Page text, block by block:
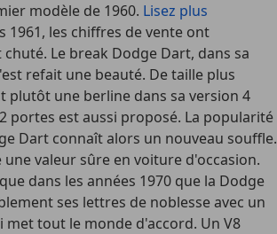
modèle de 1960. Lisez plus
1961, les chiffres de vente ont
Le break Dodge Dart, dans sa
refait une beauté. De taille plus
plutôt une berline dans sa version 4
portes est aussi proposé. La popularité
Dart connaît alors un nouveau souffle.
une valeur sûre en voiture d'occasion.
dans les années 1970 que la Dodge
ses lettres de noblesse avec un
tout le monde d'accord. Un V8